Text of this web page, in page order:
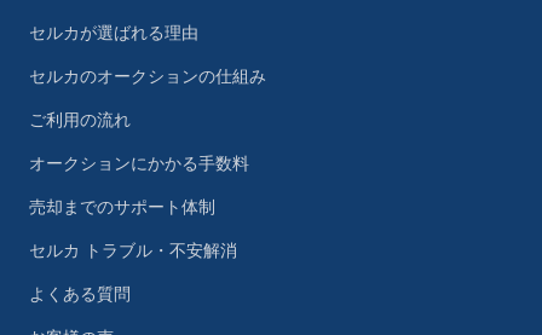
セルカが選ばれる理由
セルカのオークションの仕組み
ご利用の流れ
オークションにかかる手数料
売却までのサポート体制
セルカ トラブル・不安解消
よくある質問